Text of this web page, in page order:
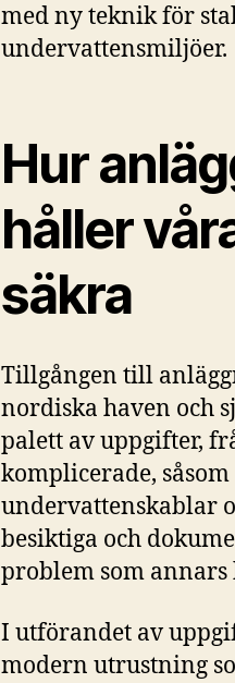
med ny teknik för
undervattensmiljöer.
Hur
håller
säkra
Tillgången till
nordiska haven och
palett av uppgifter,
komplicerade,
undervattenskablar
besiktiga och
problem som
I utförandet av
modern utrustning